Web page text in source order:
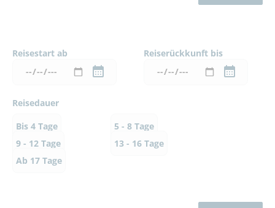
Reisestart ab Reiserückkunft bis
Reisedauer
Bis 4 Tage
5 - 8 Tage
9 - 12 Tage
13 - 16 Tage
Ab 17 Tage